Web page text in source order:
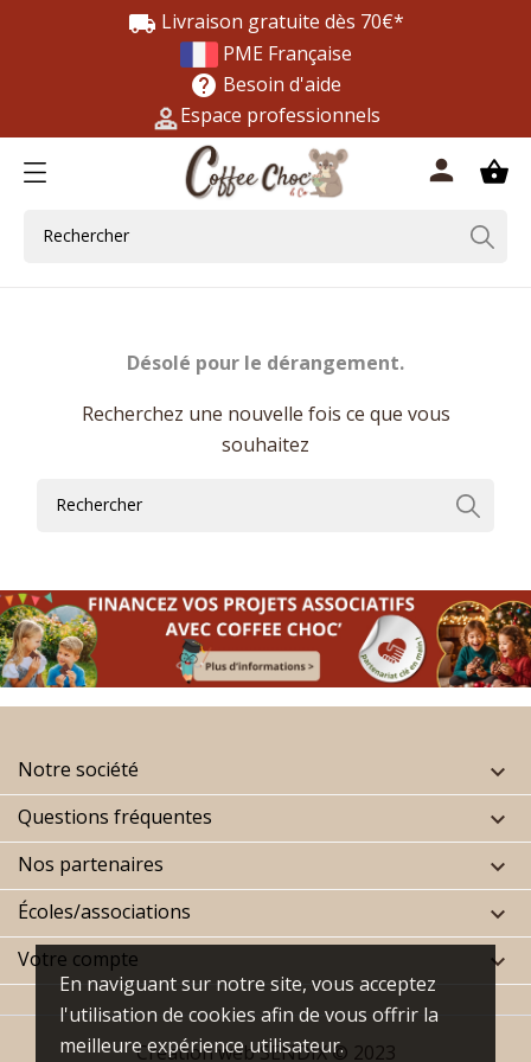
En naviguant sur notre site, vous acceptez
l'utilisation de cookies afin de vous offrir la
meilleure expérience utilisateur.
local_shipping Livraison gratuite dès 70€*
PME Française
help Besoin d'aide
Espace professionnels
shopping_basket
person
Désolé pour le dérangement.
Recherchez une nouvelle fois ce que vous
souhaitez
Notre société 
Questions fréquentes 
Nos partenaires 
Écoles/associations 
Votre compte 
Création webSENDIX© 2023